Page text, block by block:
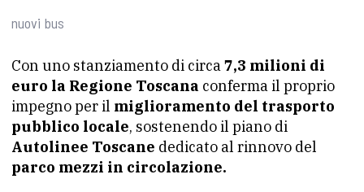
nuovi bus
Con uno stanziamento di circa7,3 milioni di
euro la Regione Toscana conferma il proprio
impegno per il miglioramento del trasporto
pubblico locale, sostenendo il piano di
Autolinee Toscane dedicato al rinnovo del
parco mezzi in circolazione.